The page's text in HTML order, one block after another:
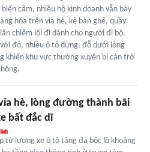
cấm, nhiều hộ kinh doanh vẫn bày
hóa trên vỉa hè, kê bàn ghế, quầy
chiếm lối đi dành cho người đi bộ.
với đó, nhiều ô tô dừng, đỗ dưới lòng
khiến khu vực thường xuyên bị cản trở
hè, lòng đường thành bãi
bất đắc dĩ
từ lượng xe ô tô tăng đã bộc lộ khoảng